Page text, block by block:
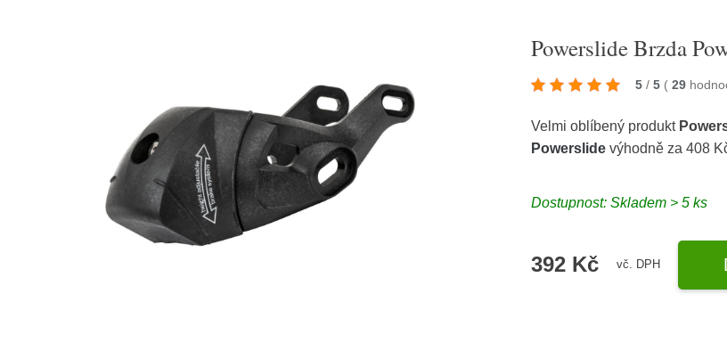
Powerslide Brzda
5 / 5 ( 29
Velmi oblíbený produkt
Powerslide výhodně za 408
Dostupnost: Skladem > 5 ks
392 Kč vč. DPH